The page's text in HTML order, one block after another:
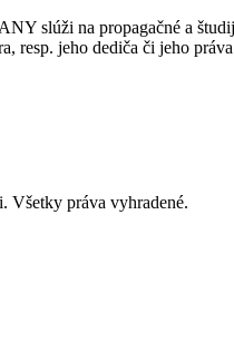
slúži na propagačné a
resp. jeho dediča či jeho
. Všetky práva vyhradené.